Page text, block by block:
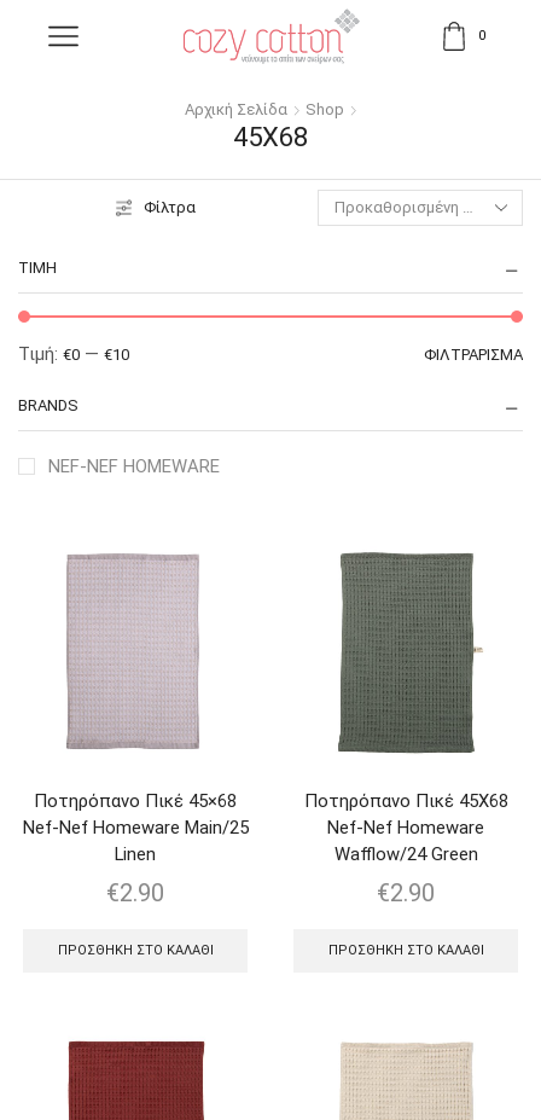
0
Αρχική Σελίδα Shop
45X68
Φίλτρα
ΤΙΜΉ
ΦΙΛΤΡΆΡΙΣΜΑ
Τιμή: €0 — €10
BRANDS
NEF-NEF HOMEWARE
Ποτηρόπανο Πικέ 45×68
Nef-Nef Homeware Main/25
Linen
€2.90
ΠΡΟΣΘΉΚΗ ΣΤΟ ΚΑΛΆΘΙ
Ποτηρόπανο Πικέ 45Χ68
Nef-Nef Homeware
Wafflow/24 Green
€2.90
ΠΡΟΣΘΉΚΗ ΣΤΟ ΚΑΛΆΘΙ